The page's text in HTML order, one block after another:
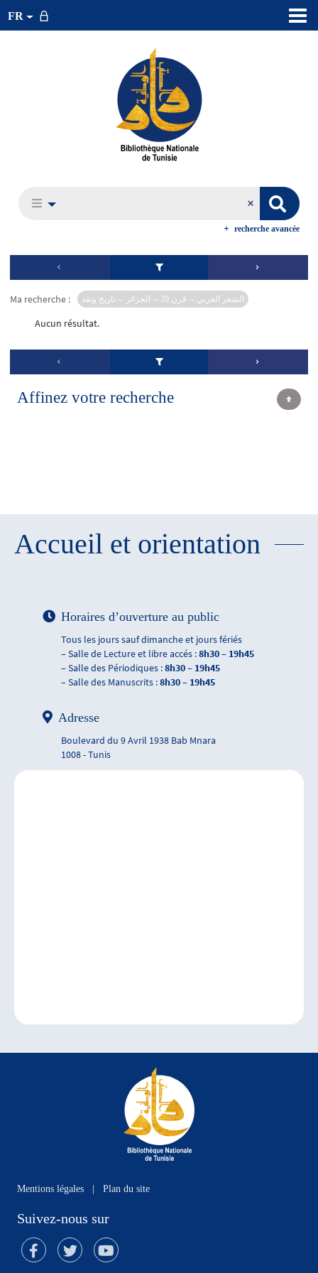
FR
recherche avancée
Ma recherche : الشعر العربي -- قرن 20 -- الجزائر -- تاريخ ونقد
Aucun résultat.
Affinez votre recherche
Accueil et orientation
Horaires d’ouverture au public
Tous les jours sauf dimanche et jours fériés
– Salle de Lecture et libre accés :8h30 – 19h45
– Salle des Périodiques :8h30 – 19h45
– Salle des Manuscrits :8h30 – 19h45
Adresse
Boulevard du 9 Avril 1938 Bab Mnara
1008 - Tunis
Mentions légales Plan du site
Suivez-nous sur